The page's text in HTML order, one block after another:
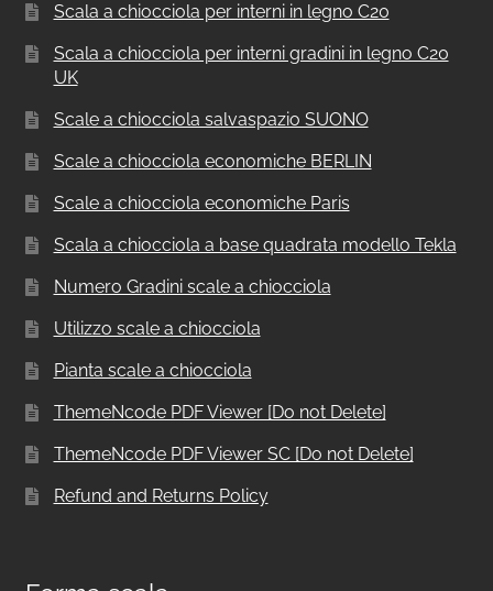
Scala a chiocciola per interni in legno C20
Scala a chiocciola per interni gradini in legno C20
UK
Scale a chiocciola salvaspazio SUONO
Scale a chiocciola economiche BERLIN
Scale a chiocciola economiche Paris
Scala a chiocciola a base quadrata modello Tekla
Numero Gradini scale a chiocciola
Utilizzo scale a chiocciola
Pianta scale a chiocciola
ThemeNcode PDF Viewer [Do not Delete]
ThemeNcode PDF Viewer SC [Do not Delete]
Refund and Returns Policy